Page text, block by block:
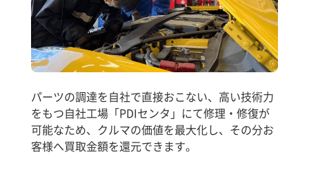
パーツの調達を自社で直接おこない、高い技術力
をもつ自社工場「PDIセンタ」にて修理・修復が
可能なため、クルマの価値を最大化し、その分お
客様へ買取金額を還元できます。